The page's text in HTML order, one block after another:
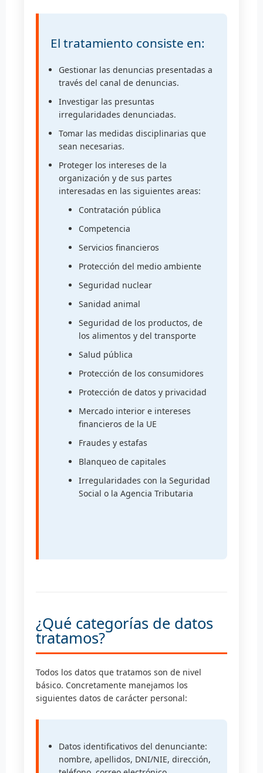
El tratamiento consiste en:
Gestionar las denuncias presentadas a
través del canal de denuncias.
Investigar las presuntas
irregularidades denunciadas.
Tomar las medidas disciplinarias que
sean necesarias.
Proteger los intereses de la
organización y de sus partes
interesadas en las siguientes areas:
Contratación pública
Competencia
Servicios financieros
Protección del medio ambiente
Seguridad nuclear
Sanidad animal
Seguridad de los productos, de
los alimentos y del transporte
Salud pública
Protección de los consumidores
Protección de datos y privacidad
Mercado interior e intereses
financieros de la UE
Fraudes y estafas
Blanqueo de capitales
Irregularidades con la Seguridad
Social o la Agencia Tributaria
¿Qué categorías de datos
tratamos?
Todos los datos que tratamos son de nivel
básico. Concretamente manejamos los
siguientes datos de carácter personal:
Datos identificativos del denunciante:
nombre, apellidos, DNI/NIE, dirección,